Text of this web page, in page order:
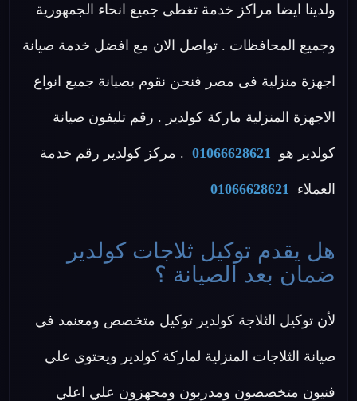
ولدينا ايضا مراكز خدمة تغطى جميع انحاء الجمهورية
وجميع المحافظات . تواصل الان مع افضل خدمة صيانة
اجهزة منزلية فى مصر فنحن نقوم بصيانة جميع انواع
الاجهزة المنزلية ماركة كولدير . رقم تليفون صيانة
كولدير هو 01066628621 . مركز كولدير رقم خدمة
العملاء 01066628621
هل يقدم توكيل ثلاجات كولدير
ضمان بعد الصيانة ؟
لأن توكيل الثلاجة كولدير توكيل متخصص ومعنمد في
صيانة الثلاجات المنزلية لماركة كولدير ويحتوى علي
فنيون متخصصون ومدربون ومجهزون علي اعلي